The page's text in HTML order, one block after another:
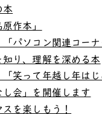
本
作本」
「パソコン関連コー
知り、理解を深める本
笑って年越し年はじ
し会」を開催します
を楽しもう！